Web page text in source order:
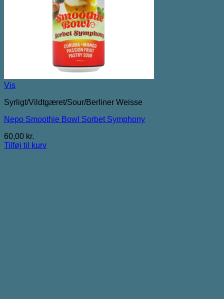
Vis
Syrligt/Vildtgæret/Sour/Berliner Weisse
Nepo Smoothie Bowl Sorbet Symphony
60,00 kr.
Tilføj til kurv